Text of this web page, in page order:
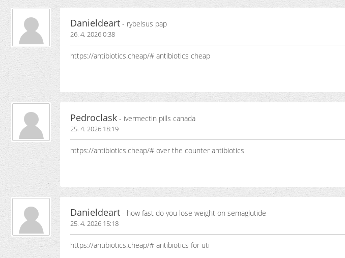
Danieldeart - rybelsus pap
26. 4. 2026 0:38
https://antibiotics.cheap/# antibiotics cheap
Pedroclask - ivermectin pills canada
25. 4. 2026 18:19
https://antibiotics.cheap/# over the counter antibiotics
Danieldeart - how fast do you lose weight on semaglutide
25. 4. 2026 15:18
https://antibiotics.cheap/# antibiotics for uti